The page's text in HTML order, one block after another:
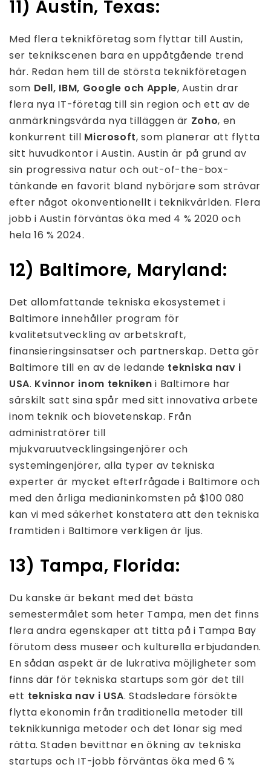
11) Austin, Texas:
Med flera teknikföretag som flyttar till Austin,
ser teknikscenen bara en uppåtgående trend
här. Redan hem till de största teknikföretagen
som Dell, IBM, Google och Apple, Austin drar
flera nya IT-företag till sin region och ett av de
anmärkningsvärda nya tilläggen är Zoho, en
konkurrent till Microsoft, som planerar att flytta
sitt huvudkontor i Austin. Austin är på grund av
sin progressiva natur och out-of-the-box-
tänkande en favorit bland nybörjare som strävar
efter något okonventionellt i teknikvärlden. Flera
jobb i Austin förväntas öka med 4 % 2020 och
hela 16 % 2024.
12) Baltimore, Maryland:
Det allomfattande tekniska ekosystemet i
Baltimore innehåller program för
kvalitetsutveckling av arbetskraft,
finansieringsinsatser och partnerskap. Detta gör
Baltimore till en av de ledande tekniska nav i
USA. Kvinnor inom teknikeni Baltimore har
särskilt satt sina spår med sitt innovativa arbete
inom teknik och biovetenskap. Från
administratörer till
mjukvaruutvecklingsingenjörer och
systemingenjörer, alla typer av tekniska
experter är mycket efterfrågade i Baltimore och
med den årliga medianinkomsten på $100 080
kan vi med säkerhet konstatera att den tekniska
framtiden i Baltimore verkligen är ljus.
13) Tampa, Florida:
Du kanske är bekant med det bästa
semestermålet som heter Tampa, men det finns
flera andra egenskaper att titta på i Tampa Bay
förutom dess museer och kulturella erbjudanden.
En sådan aspekt är de lukrativa möjligheter som
finns där för tekniska startups som gör det till
ett tekniska nav i USA. Stadsledare försökte
flytta ekonomin från traditionella metoder till
teknikkunniga metoder och det lönar sig med
rätta. Staden bevittnar en ökning av tekniska
startups och IT-jobb förväntas öka med 6 %